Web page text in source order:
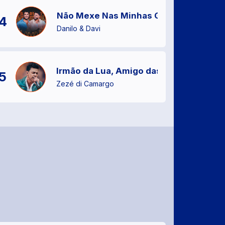
Não Mexe Nas Minhas Gavetas
Danilo & Davi
Irmão da Lua, Amigo das Estrelas
Zezé di Camargo